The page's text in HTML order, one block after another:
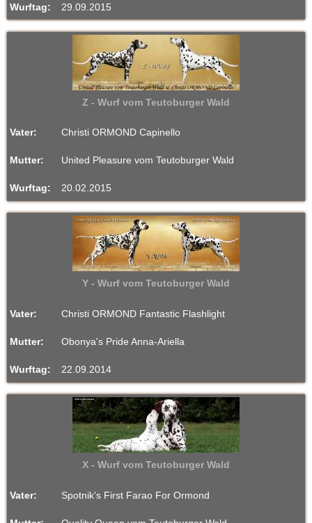
Wurftag: 29.09.2015
Z - Wurf vom Teutoburger Wald
Vater: Christi ORMOND Capinello
Mutter: United Pleasure vom Teutoburger Wald
Wurftag: 20.02.2015
Y - Wurf vom Teutoburger Wald
Vater: Christi ORMOND Fantastic Flashlight
Mutter: Obonya's Pride Anna-Ariella
Wurftag: 22.09.2014
X - Wurf vom Teutoburger Wald
Vater: Spotnik's First Farao For Ormond